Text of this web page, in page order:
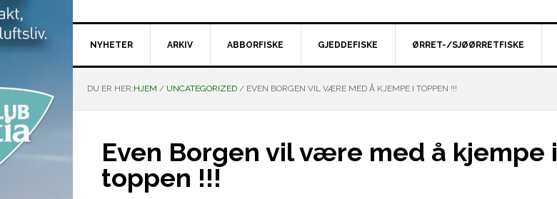
NYHETER ARKIV ABBORFISKE GJEDDEFISKE ØRRET-/SJØØRRETFISKE
DU ER HER:HJEM / UNCATEGORIZED / EVEN BORGEN VIL VÆRE MED Å KJEMPE I TOPPEN !!!
Even Borgen vil være med å kjempe i
toppen !!!